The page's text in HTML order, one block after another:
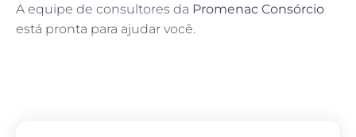
A equipe de consultores da Promenac Consórcio
está pronta para ajudar você.